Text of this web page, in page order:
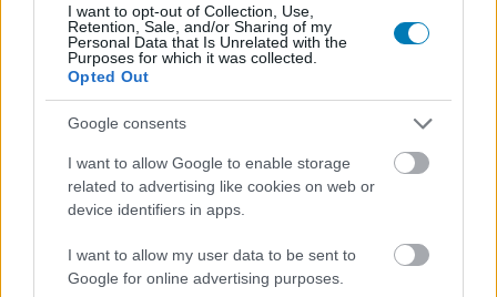
I want to opt-out of Collection, Use,
Retention, Sale, and/or Sharing of my
Personal Data that Is Unrelated with the
Purposes for which it was collected.
Opted Out
Google consents
I want to allow Google to enable storage
related to advertising like cookies on web or
device identifiers in apps.
I want to allow my user data to be sent to
Google for online advertising purposes.